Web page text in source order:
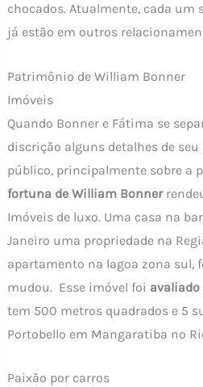
chocados. Atualmente, cada
já estão em outros
Patrimônio de William Bonner
Imóveis
Quando Bonner e Fátima se
discrição alguns detalhes de
público, principalmente sobre a
fortuna de William Bonner
Imóveis de luxo. Uma casa na
Janeiro uma propriedade na
apartamento na lagoa zona sul,
mudou. Esse imóvel foi
tem 500 metros quadrados e 5
Portobello em Mangaratiba no
Paixão por carros